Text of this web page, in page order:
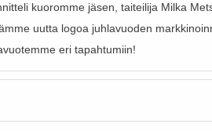
kuoromme jäsen, taiteilija Milka
uutta logoa juhlavuoden
eri tapahtumiin!